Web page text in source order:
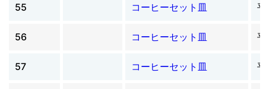
55 コーヒーセット皿
56 コーヒーセット皿
57 コーヒーセット皿